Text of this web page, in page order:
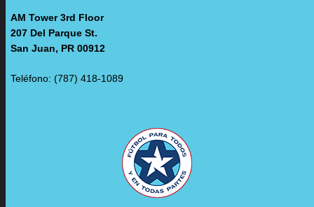
AM Tower 3rd Floor
207 Del Parque St.
San Juan, PR 00912
Teléfono: (787) 418-1089